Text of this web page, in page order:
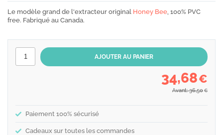
Le modèle grand de l'extracteur original Honey Bee, 100% PVC
free. Fabriqué au Canada.
34,68€
Avant: 36,50 €
Paiement 100% sécurisé
Cadeaux sur toutes les commandes